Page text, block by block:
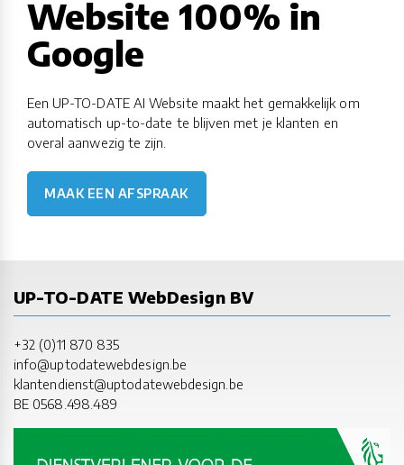
Website 100% in
Google
Een UP-TO-DATE AI Website maakt het gemakkelijk om
automatisch up-to-date te blijven met je klanten en
overal aanwezig te zijn.
MAAK EEN AFSPRAAK
UP-TO-DATE WebDesign BV
+32 (0)11 870 835
info@uptodatewebdesign.be
klantendienst@uptodatewebdesign.be
BE 0568.498.489